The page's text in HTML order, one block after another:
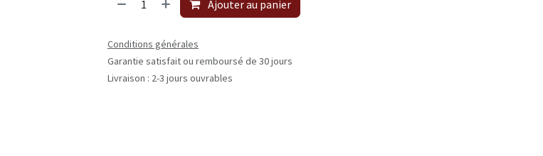
Ajouter au panier
Conditions générales
Garantie satisfait ou remboursé de 30 jours
Livraison : 2-3 jours ouvrables